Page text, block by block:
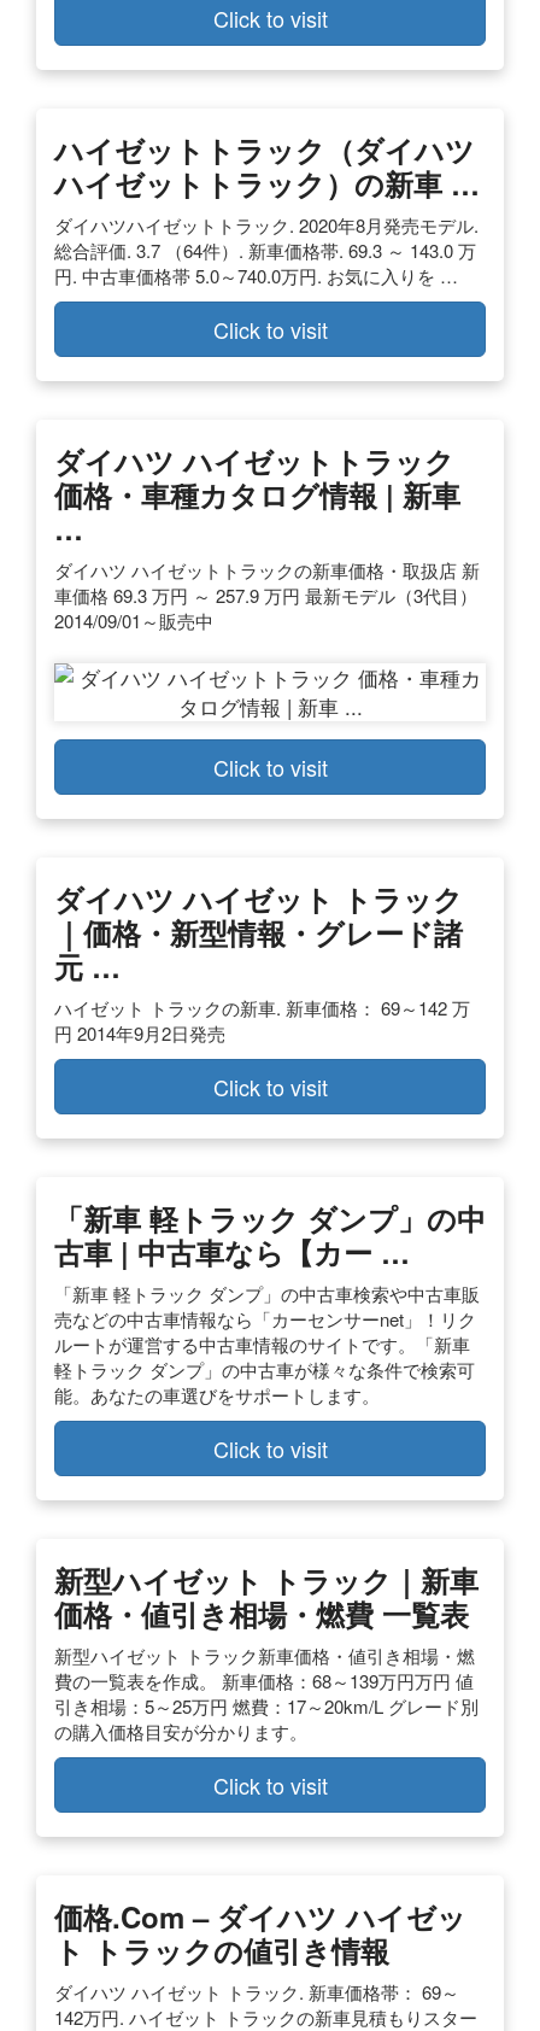
Click to visit
ハイゼットトラック（ダイハツ
ハイゼットトラック）の新車 …
ダイハツハイゼットトラック. 2020年8月発売モデル.
総合評価. 3.7 （64件）. 新車価格帯. 69.3 ～ 143.0 万
円. 中古車価格帯 5.0～740.0万円. お気に入りを …
Click to visit
ダイハツ ハイゼットトラック
価格・車種カタログ情報 | 新車
…
ダイハツ ハイゼットトラックの新車価格・取扱店 新
車価格 69.3 万円 ～ 257.9 万円 最新モデル（3代目）
2014/09/01～販売中
Click to visit
ダイハツ ハイゼット トラック
｜価格・新型情報・グレード諸
元 …
ハイゼット トラックの新車. 新車価格： 69～142 万
円 2014年9月2日発売
Click to visit
「新車 軽トラック ダンプ」の中
古車 | 中古車なら【カー …
「新車 軽トラック ダンプ」の中古車検索や中古車販
売などの中古車情報なら「カーセンサーnet」！リク
ルートが運営する中古車情報のサイトです。「新車
軽トラック ダンプ」の中古車が様々な条件で検索可
能。あなたの車選びをサポートします。
Click to visit
新型ハイゼット トラック｜新車
価格・値引き相場・燃費 一覧表
新型ハイゼット トラック新車価格・値引き相場・燃
費の一覧表を作成。 新車価格：68～139万円万円 値
引き相場：5～25万円 燃費：17～20km/L グレード別
の購入価格目安が分かります。
Click to visit
価格.com – ダイハツ ハイゼッ
ト トラックの値引き情報
ダイハツ ハイゼット トラック. 新車価格帯： 69～
142万円. ハイゼット トラックの新車見積もりスター